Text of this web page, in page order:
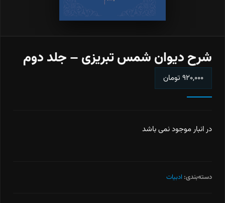
شرح دیوان شمس تبریزی – جلد دوم
۹۲۰,۰۰۰ تومان
در انبار موجود نمی باشد
دسته‌بندی: ادبیات